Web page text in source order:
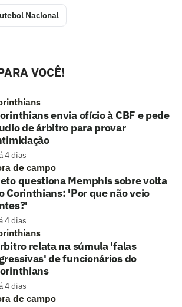
Nacional
VOCÊ!
envia ofício à CBF e pede
de árbitro para provar
4 dias
de campo
questiona Memphis sobre volta
Corinthians: 'Por que não veio
4 dias
relata na súmula 'falas
de funcionários do
4 dias
de campo